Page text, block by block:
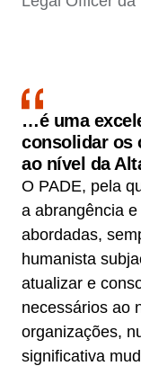
…é uma
consolidar os
ao nível da
O PADE, pela
a abrangência
abordadas,
humanista
atualizar e
necessários ao
organizações,
significativa